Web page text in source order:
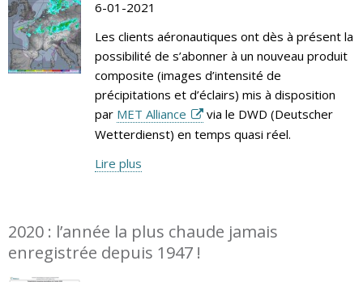
6-01-2021
Les clients aéronautiques ont dès à présent la
possibilité de s’abonner à un nouveau produit
composite (images d’intensité de
précipitations et d’éclairs) mis à disposition
par MET Alliance
via le DWD (Deutscher
Wetterdienst) en temps quasi réel.
Lire plus
2020 : l’année la plus chaude jamais
enregistrée depuis 1947 !